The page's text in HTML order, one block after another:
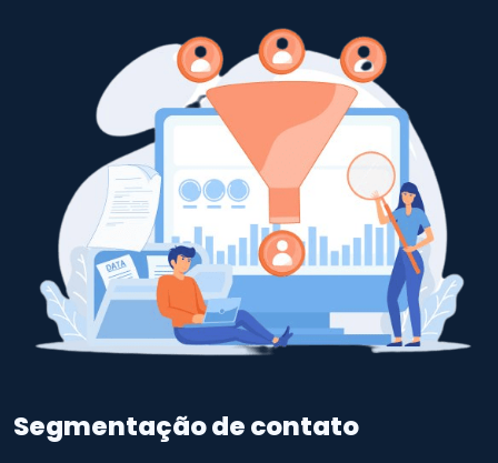
Segmentação de contato